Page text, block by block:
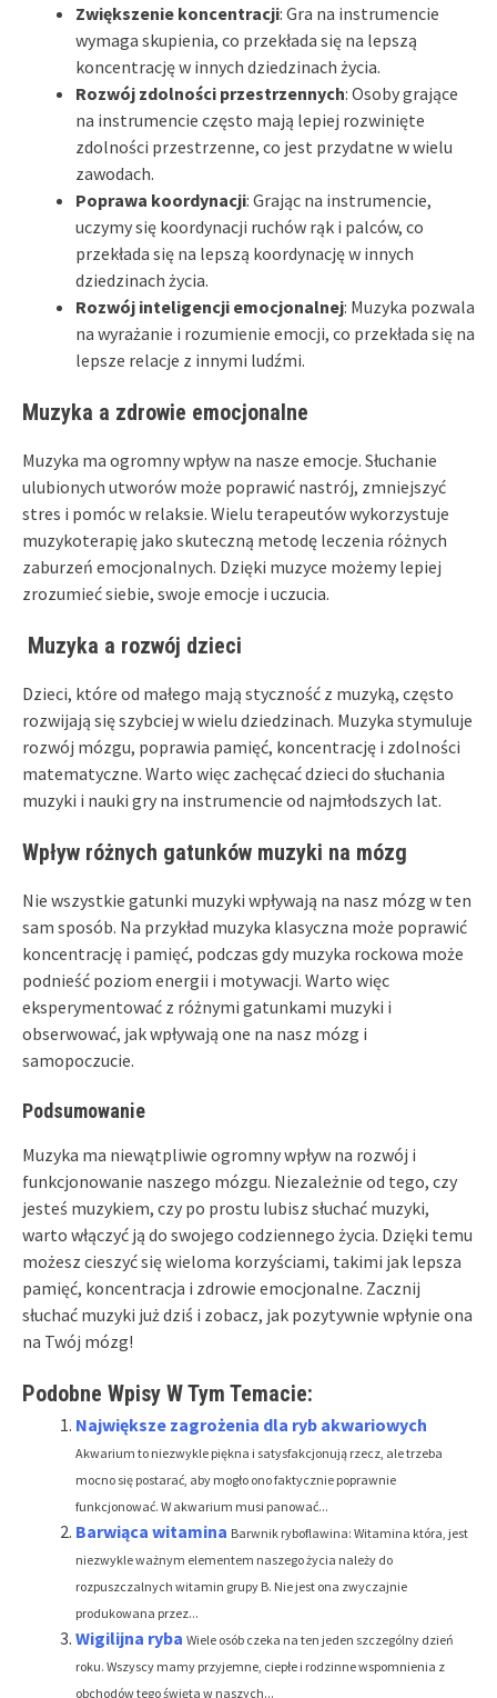
Zwiększenie koncentracji: Gra na instrumencie
wymaga skupienia, co przekłada się na lepszą
koncentrację w innych dziedzinach życia.
Rozwój zdolności przestrzennych: Osoby grające
na instrumencie często mają lepiej rozwinięte
zdolności przestrzenne, co jest przydatne w wielu
zawodach.
Poprawa koordynacji: Grając na instrumencie,
uczymy się koordynacji ruchów rąk i palców, co
przekłada się na lepszą koordynację w innych
dziedzinach życia.
Rozwój inteligencji emocjonalnej: Muzyka pozwala
na wyrażanie i rozumienie emocji, co przekłada się na
lepsze relacje z innymi ludźmi.
Muzyka a zdrowie emocjonalne
Muzyka ma ogromny wpływ na nasze emocje. Słuchanie
ulubionych utworów może poprawić nastrój, zmniejszyć
stres i pomóc w relaksie. Wielu terapeutów wykorzystuje
muzykoterapię jako skuteczną metodę leczenia różnych
zaburzeń emocjonalnych. Dzięki muzyce możemy lepiej
zrozumieć siebie, swoje emocje i uczucia.
Muzyka a rozwój dzieci
Dzieci, które od małego mają styczność z muzyką, często
rozwijają się szybciej w wielu dziedzinach. Muzyka stymuluje
rozwój mózgu, poprawia pamięć, koncentrację i zdolności
matematyczne. Warto więc zachęcać dzieci do słuchania
muzyki i nauki gry na instrumencie od najmłodszych lat.
Wpływ różnych gatunków muzyki na mózg
Nie wszystkie gatunki muzyki wpływają na nasz mózg w ten
sam sposób. Na przykład muzyka klasyczna może poprawić
koncentrację i pamięć, podczas gdy muzyka rockowa może
podnieść poziom energii i motywacji. Warto więc
eksperymentować z różnymi gatunkami muzyki i
obserwować, jak wpływają one na nasz mózg i
samopoczucie.
Podsumowanie
Muzyka ma niewątpliwie ogromny wpływ na rozwój i
funkcjonowanie naszego mózgu. Niezależnie od tego, czy
jesteś muzykiem, czy po prostu lubisz słuchać muzyki,
warto włączyć ją do swojego codziennego życia. Dzięki temu
możesz cieszyć się wieloma korzyściami, takimi jak lepsza
pamięć, koncentracja i zdrowie emocjonalne. Zacznij
słuchać muzyki już dziś i zobacz, jak pozytywnie wpłynie ona
na Twój mózg!
Podobne Wpisy W Tym Temacie:
Największe zagrożenia dla ryb akwariowych
Akwarium to niezwykle piękna i satysfakcjonują rzecz, ale trzeba
mocno się postarać, aby mogło ono faktycznie poprawnie
funkcjonować. W akwarium musi panować...
Barwiąca witamina Barwnik ryboflawina: Witamina która, jest
niezwykle ważnym elementem naszego życia należy do
rozpuszczalnych witamin grupy B. Nie jest ona zwyczajnie
produkowana przez...
Wigilijna ryba Wiele osób czeka na ten jeden szczególny dzień
roku. Wszyscy mamy przyjemne, ciepłe i rodzinne wspomnienia z
obchodów tego święta w naszych...